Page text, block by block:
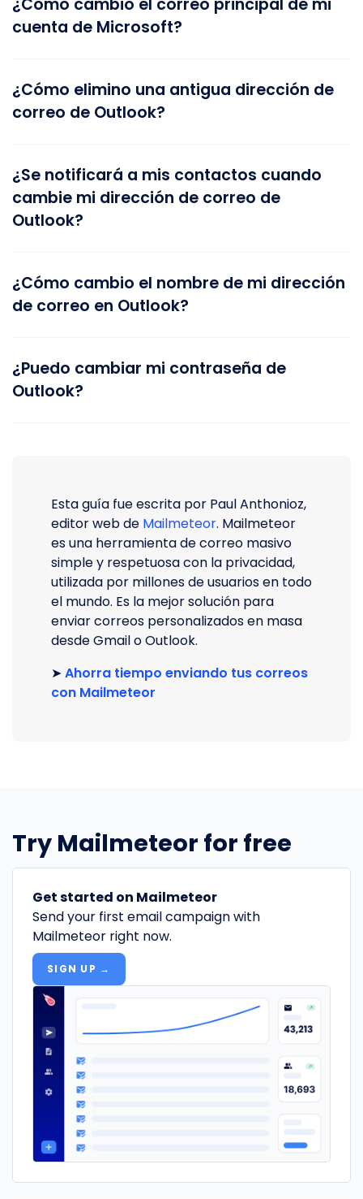
cuenta de Microsoft?
¿Cómo elimino una antigua dirección de
correo de Outlook?
¿Se notificará a mis contactos cuando
cambie mi dirección de correo de
Outlook?
¿Cómo cambio el nombre de mi dirección
de correo en Outlook?
¿Puedo cambiar mi contraseña de
Outlook?
Esta guía fue escrita por Paul Anthonioz,
editor web de Mailmeteor. Mailmeteor
es una herramienta de correo masivo
simple y respetuosa con la privacidad,
utilizada por millones de usuarios en todo
el mundo. Es la mejor solución para
enviar correos personalizados en masa
desde Gmail o Outlook.
➤Ahorra tiempo enviando tus correos
con Mailmeteor
Try Mailmeteor for free
Get started on Mailmeteor
Send your first email campaign with
Mailmeteor right now.
SIGN UP →